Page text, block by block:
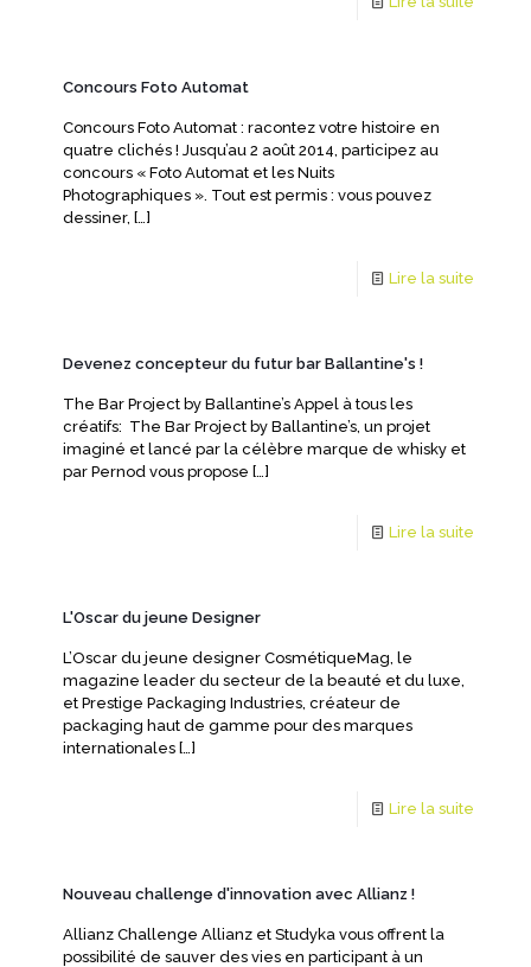
Concours Foto Automat
Concours Foto Automat : racontez votre histoire en
quatre clichés ! Jusqu’au 2 août 2014, participez au
concours « Foto Automat et les Nuits
Photographiques ». Tout est permis : vous pouvez
dessiner, […]
Lire la suite
Devenez concepteur du futur bar Ballantine's !
The Bar Project by Ballantine’s Appel à tous les
créatifs: The Bar Project by Ballantine’s, un projet
imaginé et lancé par la célèbre marque de whisky et
par Pernod vous propose […]
Lire la suite
L'Oscar du jeune Designer
L’Oscar du jeune designer CosmétiqueMag, le
magazine leader du secteur de la beauté et du luxe,
et Prestige Packaging Industries, créateur de
packaging haut de gamme pour des marques
internationales […]
Lire la suite
Nouveau challenge d'innovation avec Allianz !
Allianz Challenge Allianz et Studyka vous offrent la
possibilité de sauver des vies en participant à un